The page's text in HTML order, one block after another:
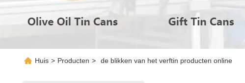
Huis > Producten > de blikken van het verftin producten online